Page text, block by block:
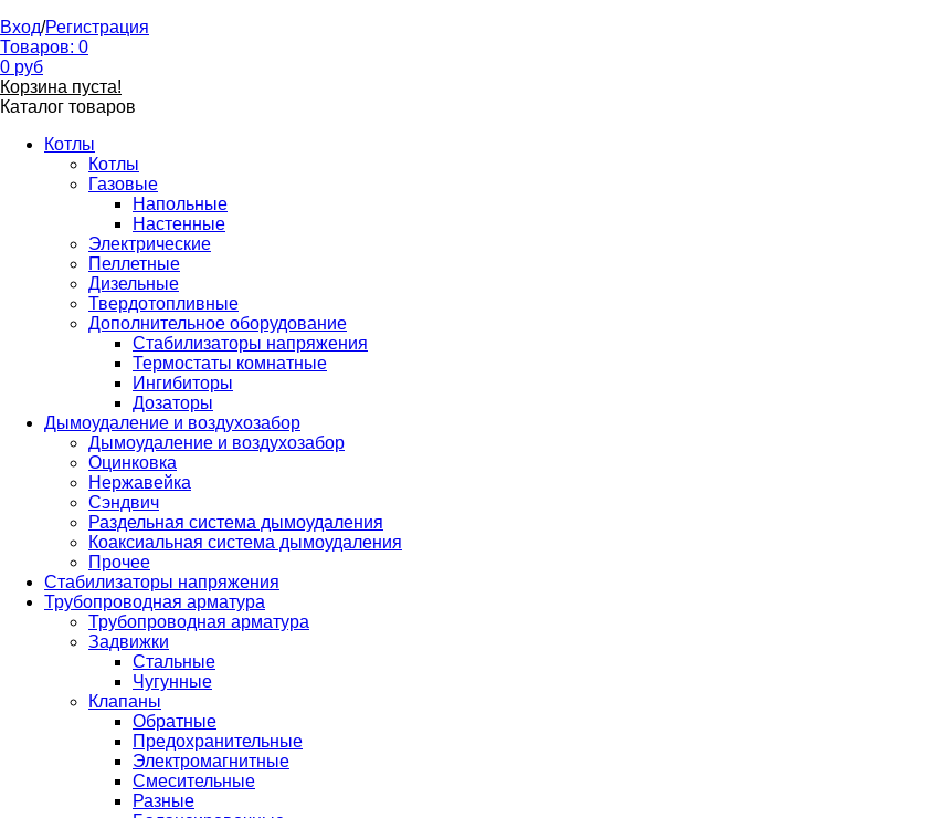
Вход/Регистрация
Товаров: 0
0 руб
Корзина пуста!
Каталог товаров
Котлы
Котлы
Газовые
Напольные
Настенные
Электрические
Пеллетные
Дизельные
Твердотопливные
Дополнительное оборудование
Стабилизаторы напряжения
Термостаты комнатные
Ингибиторы
Дозаторы
Дымоудаление и воздухозабор
Дымоудаление и воздухозабор
Оцинковка
Нержавейка
Сэндвич
Раздельная система дымоудаления
Коаксиальная система дымоудаления
Прочее
Стабилизаторы напряжения
Трубопроводная арматура
Трубопроводная арматура
Задвижки
Стальные
Чугунные
Клапаны
Обратные
Предохранительные
Электромагнитные
Смесительные
Разные